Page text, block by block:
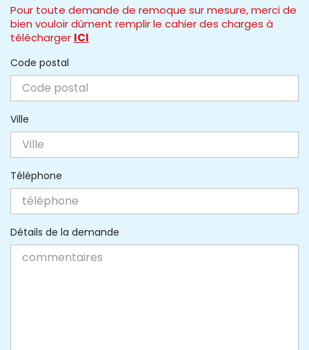
Pour toute demande de remoque sur mesure, merci de
bien vouloir dûment remplir le cahier des charges à
télécharger ICI
Code postal
Ville
Téléphone
Détails de la demande